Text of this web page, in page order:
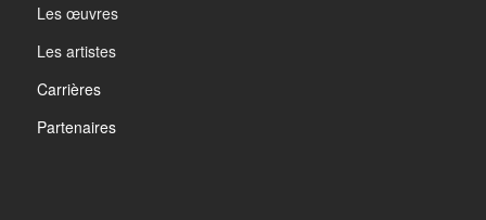
Les œuvres
Les artistes
Carrières
Partenaires